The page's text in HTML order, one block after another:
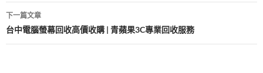
導
覽
下一篇文章
台中電腦螢幕回收高價收購 | 青蘋果3C專業回收服務